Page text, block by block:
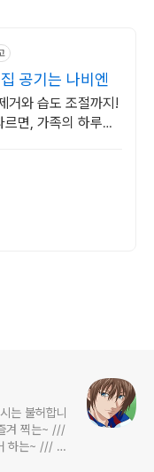
공기는 나비엔
거와 습도 조절까지!
면, 가족의 하루도
는 불허합니
겨 찍는~ ///
하는~ /// 고